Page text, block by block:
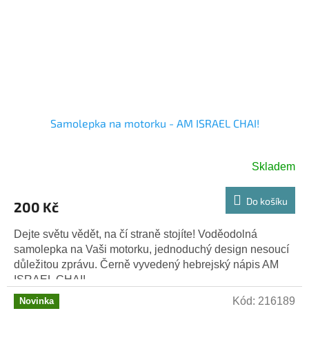
Samolepka na motorku - AM ISRAEL CHAI!
produktu
je
5,0
z
5
hvězdiček.
Skladem
200 Kč Do košíku
Dejte světu vědět, na čí straně stojíte! Voděodolná
samolepka na Vaši motorku, jednoduchý design nesoucí
důležitou zprávu. Černě vyvedený hebrejský nápis AM
ISRAEL CHAI!...
Novinka Kód: 216189